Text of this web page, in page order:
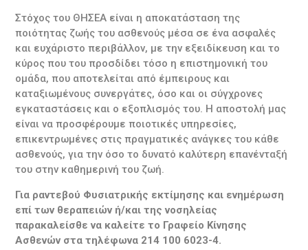
Στόχος του ΘΗΣΕΑ είναι η αποκατάσταση της
ποιότητας ζωής του ασθενούς μέσα σε ένα ασφαλές
και ευχάριστο περιβάλλον, με την εξειδίκευση και το
κύρος που του προσδίδει τόσο η επιστημονική του
ομάδα, που αποτελείται από έμπειρους και
καταξιωμένους συνεργάτες, όσο και οι σύγχρονες
εγκαταστάσεις και ο εξοπλισμός του. Η αποστολή μας
είναι να προσφέρουμε ποιοτικές υπηρεσίες,
επικεντρωμένες στις πραγματικές ανάγκες του κάθε
ασθενούς, για την όσο το δυνατό καλύτερη επανένταξή
του στην καθημερινή του ζωή.
Για ραντεβού Φυσιατρικής εκτίμησης και ενημέρωση
επί των θεραπειών ή/και της νοσηλείας
παρακαλείσθε να καλείτε το Γραφείο Κίνησης
Ασθενών στα τηλέφωνα 214 100 6023-4.